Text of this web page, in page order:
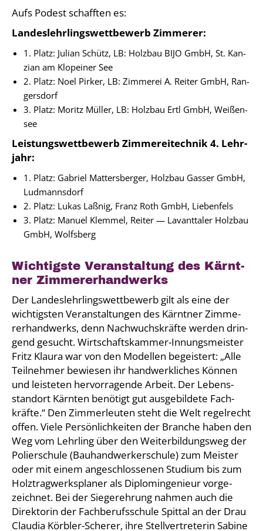
Aufs Podest schaff­ten es:
Lan­des­lehr­lings­wett­be­werb Zim­me­rer:
1. Platz: Juli­an Schütz, LB: Holz­bau BIJO GmbH, St. Kan­
zi­an am Klo­pei­ner See
2. Platz: Noel Pir­ker, LB: Zim­me­rei A. Rei­ter GmbH, Ran­
gers­dorf
3. Platz: Moritz Mül­ler, LB: Holz­bau Ertl GmbH, Wei­ßen­
see
Leis­tungs­wett­be­werb Zim­me­rei­tech­nik 4. Lehr­
jahr:
1. Platz: Gabri­el Mat­ters­ber­ger, Holz­bau Gas­ser GmbH,
Lud­manns­dorf
2. Platz: Lukas Laß­nig, Franz Roth GmbH, Lie­ben­fels
3. Platz: Manu­el Klem­mel, Rei­ter — Lavant­ta­ler Holz­bau
GmbH, Wolfs­berg
Wich­tigs­te Ver­an­stal­tung des Kärnt­
ner Zim­me­rer­hand­werks
Der Lan­des­lehr­lings­wett­be­werb gilt als eine der
wich­tigs­ten Ver­an­stal­tun­gen des Kärnt­ner Zim­me­
rer­hand­werks, denn Nach­wuchs­kräf­te wer­den drin­
gend gesucht. Wirt­schafts­kam­mer-Innungs­meis­ter
Fritz Klau­ra war von den Model­len begeis­tert: „Alle
Teil­neh­mer bewie­sen ihr hand­werk­li­ches Kön­nen
und leis­te­ten her­vor­ra­gen­de Arbeit. Der Lebens­
stand­ort Kärn­ten benö­tigt gut aus­ge­bil­de­te Fach­
kräf­te.“ Den Zim­mer­leu­ten steht die Welt regel­recht
offen. Vie­le Per­sön­lich­kei­ten der Bran­che haben den
Weg vom Lehr­ling über den Wei­ter­bil­dungs­weg der
Polier­schu­le (Bau­hand­wer­ker­schu­le) zum Meis­ter
oder mit einem ange­schlos­se­nen Stu­di­um bis zum
Holz­trag­werks­pla­ner als Diplom­in­ge­nieur vor­ge­
zeich­net. Bei der Sie­ger­eh­rung nah­men auch die
Direk­to­rin der Fach­be­rufs­schu­le Spit­tal an der Drau
Clau­dia Körb­ler-Sche­rer, ihre Stell­ver­tre­te­rin Sabi­ne